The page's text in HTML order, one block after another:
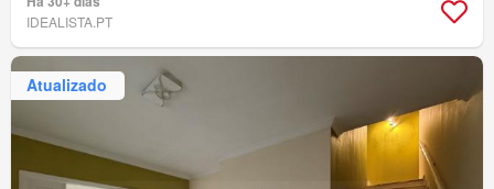
IDEALISTA.PT
Atualizado